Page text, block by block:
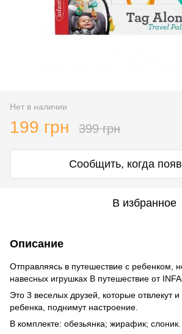
Нет в наличии
199 грн 399 грн
Сообщить, когда
В избранное
Описание
Отправляясь в путешествие с ребенком,
навесных игрушках В путешествие от
Это 3 веселых друзей, которые отвлекут
ребенка, поднимут настроение.
В комплекте: обезьянка; жирафик; слоник.